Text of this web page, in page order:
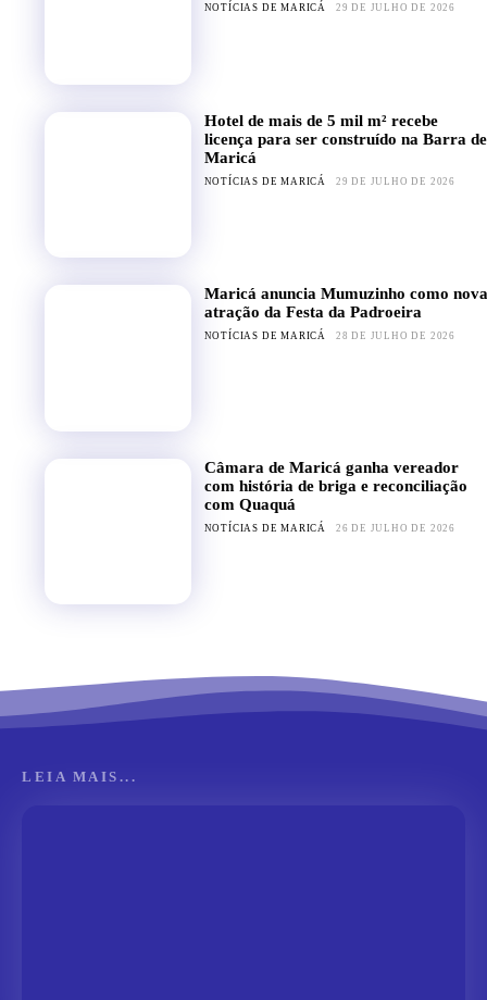
NOTÍCIAS DE MARICÁ 29 DE JULHO DE 2026
Hotel de mais de 5 mil m² recebe
licença para ser construído na Barra de
Maricá
NOTÍCIAS DE MARICÁ 29 DE JULHO DE 2026
Maricá anuncia Mumuzinho como nova
atração da Festa da Padroeira
NOTÍCIAS DE MARICÁ 28 DE JULHO DE 2026
Câmara de Maricá ganha vereador
com história de briga e reconciliação
com Quaquá
NOTÍCIAS DE MARICÁ 26 DE JULHO DE 2026
LEIA MAIS...